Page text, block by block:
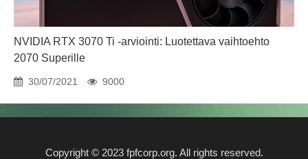
NVIDIA RTX 3070 Ti -arviointi: Luotettava vaihtoehto
2070 Superille
30/07/2021 9000
Copyright © 2023 fpfcorp.org. All rights reserved.